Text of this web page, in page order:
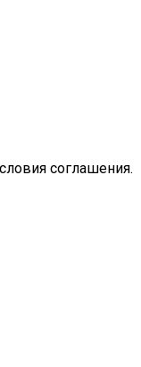
соглашения.